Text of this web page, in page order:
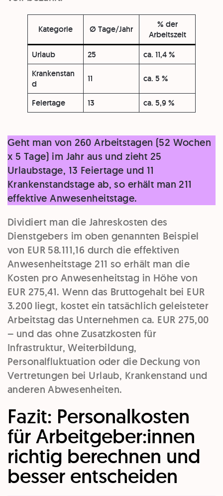
Kategorie Ø Tage/Jahr
% der
Arbeitszeit
Urlaub
25
ca. 11,4 %
Krankenstan
d
11 ca. 5 %
Feiertage 13 ca. 5,9 %
Geht man von 260 Arbeitstagen (52 Wochen
x 5 Tage) im Jahr aus und zieht 25
Urlaubstage, 13 Feiertage und 11
Krankenstandstage ab, so erhält man 211
effektive Anwesenheitstage.
Dividiert man die Jahreskosten des
Dienstgebers im oben genannten Beispiel
von EUR 58.111,16 durch die effektiven
Anwesenheitstage 211 so erhält man die
Kosten pro Anwesenheitstag in Höhe von
EUR 275,41. Wenn das Bruttogehalt bei EUR
3.200 liegt, kostet ein tatsächlich geleisteter
Arbeitstag das Unternehmen ca. EUR 275,00
– und das ohne Zusatzkosten für
Infrastruktur, Weiterbildung,
Personalfluktuation oder die Deckung von
Vertretungen bei Urlaub, Krankenstand und
anderen Abwesenheiten.
Fazit: Personalkosten
für Arbeitgeber:innen
richtig berechnen und
besser entscheiden